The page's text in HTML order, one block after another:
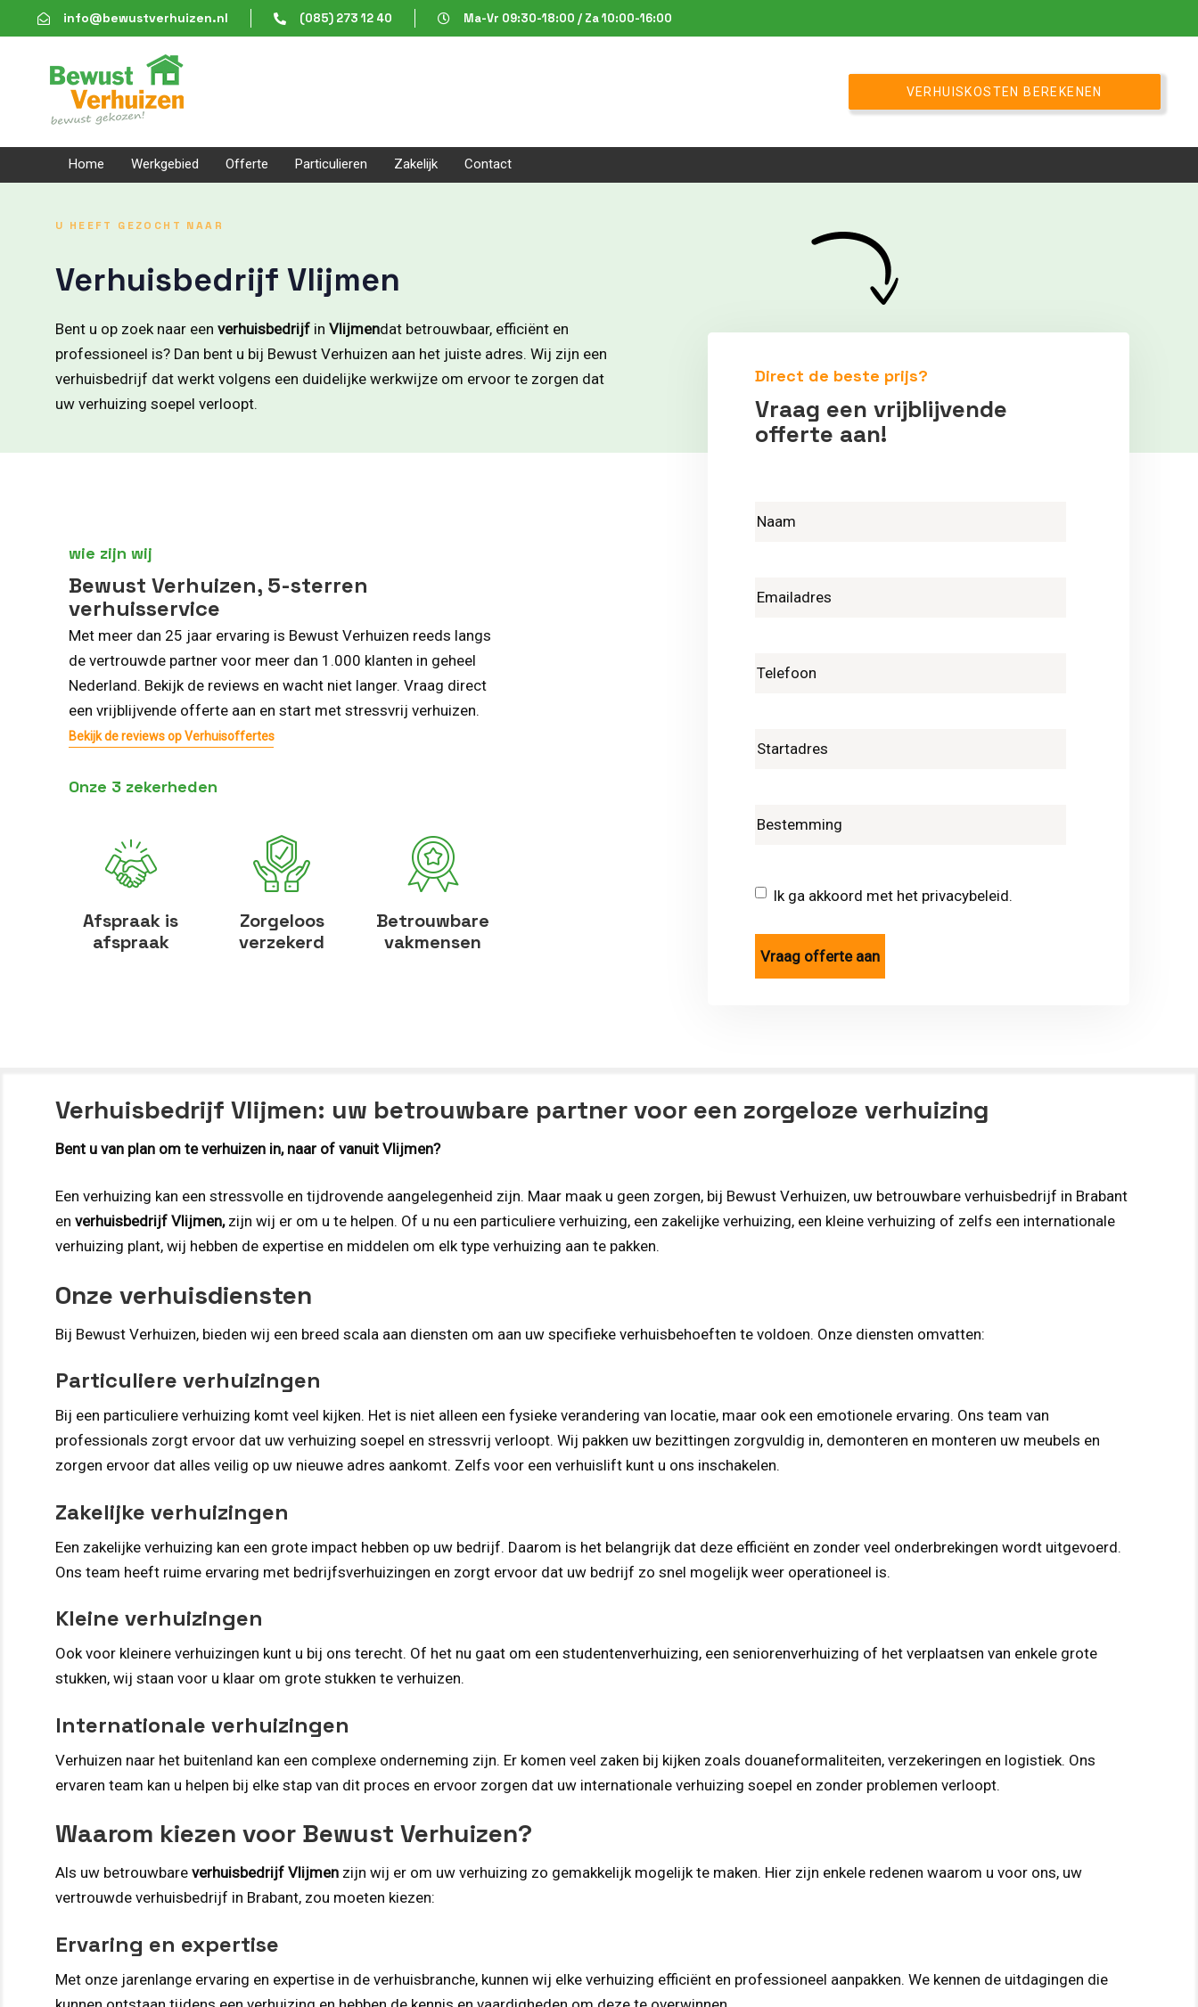
links
to
content
info@bewustverhuizen.nl (085) 273 12 40 Ma-Vr 09:30-18:00 / Za 10:00-16:00
VERHUISKOSTEN BEREKENEN
Home Werkgebied Offerte Particulieren Zakelijk Contact
U HEEFT GEZOCHT NAAR
Verhuisbedrijf Vlijmen
Bent u op zoek naar een verhuisbedrijf in Vlijmendat betrouwbaar, efficiënt en
professioneel is? Dan bent u bij Bewust Verhuizen aan het juiste adres. Wij zijn een
verhuisbedrijf dat werkt volgens een duidelijke werkwijze om ervoor te zorgen dat
uw verhuizing soepel verloopt.
wie zijn wij
Bewust Verhuizen, 5-sterren
verhuisservice
Met meer dan 25 jaar ervaring is Bewust Verhuizen reeds langs
de vertrouwde partner voor meer dan 1.000 klanten in geheel
Nederland. Bekijk de reviews en wacht niet langer. Vraag direct
een vrijblijvende offerte aan en start met stressvrij verhuizen.
Bekijk de reviews op Verhuisoffertes
Onze 3 zekerheden
Afspraak is
afspraak
Zorgeloos
verzekerd
Betrouwbare
vakmensen
Direct de beste prijs?
Vraag een vrijblijvende
offerte aan!
Ik ga akkoord met het privacybeleid.
Verhuisbedrijf Vlijmen: uw betrouwbare partner voor een zorgeloze verhuizing
Bent u van plan om te verhuizen in, naar of vanuit Vlijmen?
Een verhuizing kan een stressvolle en tijdrovende aangelegenheid zijn. Maar maak u geen zorgen, bij Bewust Verhuizen, uw betrouwbare verhuisbedrijf in Brabant
en verhuisbedrijf Vlijmen, zijn wij er om u te helpen. Of u nu een particuliere verhuizing, een zakelijke verhuizing, een kleine verhuizing of zelfs een internationale
verhuizing plant, wij hebben de expertise en middelen om elk type verhuizing aan te pakken.
Onze verhuisdiensten
Bij Bewust Verhuizen, bieden wij een breed scala aan diensten om aan uw specifieke verhuisbehoeften te voldoen. Onze diensten omvatten:
Particuliere verhuizingen
Bij een particuliere verhuizing komt veel kijken. Het is niet alleen een fysieke verandering van locatie, maar ook een emotionele ervaring. Ons team van
professionals zorgt ervoor dat uw verhuizing soepel en stressvrij verloopt. Wij pakken uw bezittingen zorgvuldig in, demonteren en monteren uw meubels en
zorgen ervoor dat alles veilig op uw nieuwe adres aankomt. Zelfs voor een verhuislift kunt u ons inschakelen.
Zakelijke verhuizingen
Een zakelijke verhuizing kan een grote impact hebben op uw bedrijf. Daarom is het belangrijk dat deze efficiënt en zonder veel onderbrekingen wordt uitgevoerd.
Ons team heeft ruime ervaring met bedrijfsverhuizingen en zorgt ervoor dat uw bedrijf zo snel mogelijk weer operationeel is.
Kleine verhuizingen
Ook voor kleinere verhuizingen kunt u bij ons terecht. Of het nu gaat om een studentenverhuizing, een seniorenverhuizing of het verplaatsen van enkele grote
stukken, wij staan voor u klaar om grote stukken te verhuizen.
Internationale verhuizingen
Verhuizen naar het buitenland kan een complexe onderneming zijn. Er komen veel zaken bij kijken zoals douaneformaliteiten, verzekeringen en logistiek. Ons
ervaren team kan u helpen bij elke stap van dit proces en ervoor zorgen dat uw internationale verhuizing soepel en zonder problemen verloopt.
Waarom kiezen voor Bewust Verhuizen?
Als uw betrouwbare verhuisbedrijf Vlijmen zijn wij er om uw verhuizing zo gemakkelijk mogelijk te maken. Hier zijn enkele redenen waarom u voor ons, uw
vertrouwde verhuisbedrijf in Brabant, zou moeten kiezen:
Ervaring en expertise
Met onze jarenlange ervaring en expertise in de verhuisbranche, kunnen wij elke verhuizing efficiënt en professioneel aanpakken. We kennen de uitdagingen die